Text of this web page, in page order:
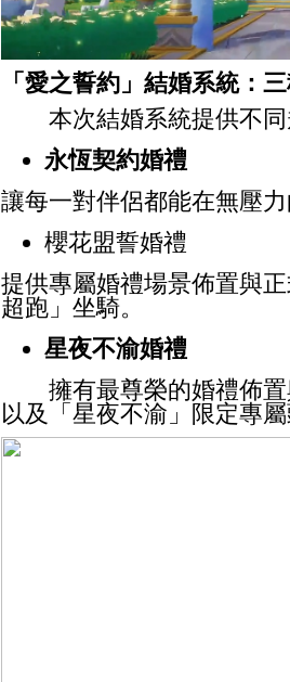
「愛之誓約」結婚系統：
本次結婚系統提供不同
永恆契約婚禮
讓每一對伴侶都能在無壓
櫻花盟誓婚禮
提供專屬婚禮場景佈置與
超跑」坐騎。
星夜不渝婚禮
擁有最尊榮的婚禮佈置
以及「星夜不渝」限定專